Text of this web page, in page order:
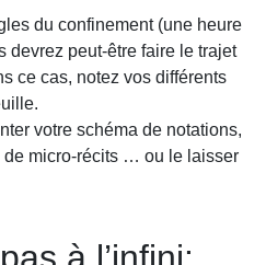
du confinement (une heure
devrez peut-être faire le trajet
ce cas, notez vos différents
votre schéma de notations,
de micro-récits … ou le laisser